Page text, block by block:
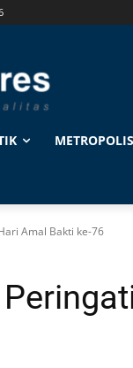
METROPOLIS
Amal Bakti ke-76